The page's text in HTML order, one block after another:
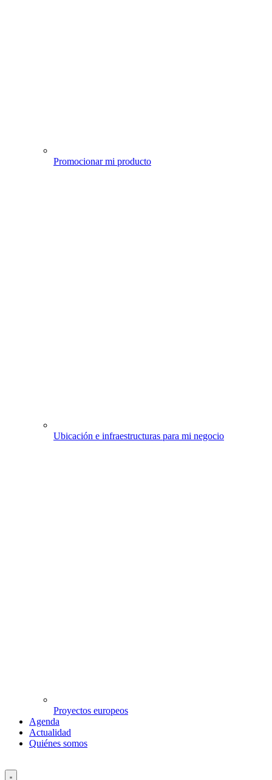
Promocionar mi producto
Ubicación e infraestructuras para mi negocio
Proyectos europeos
Agenda
Actualidad
Quiénes somos